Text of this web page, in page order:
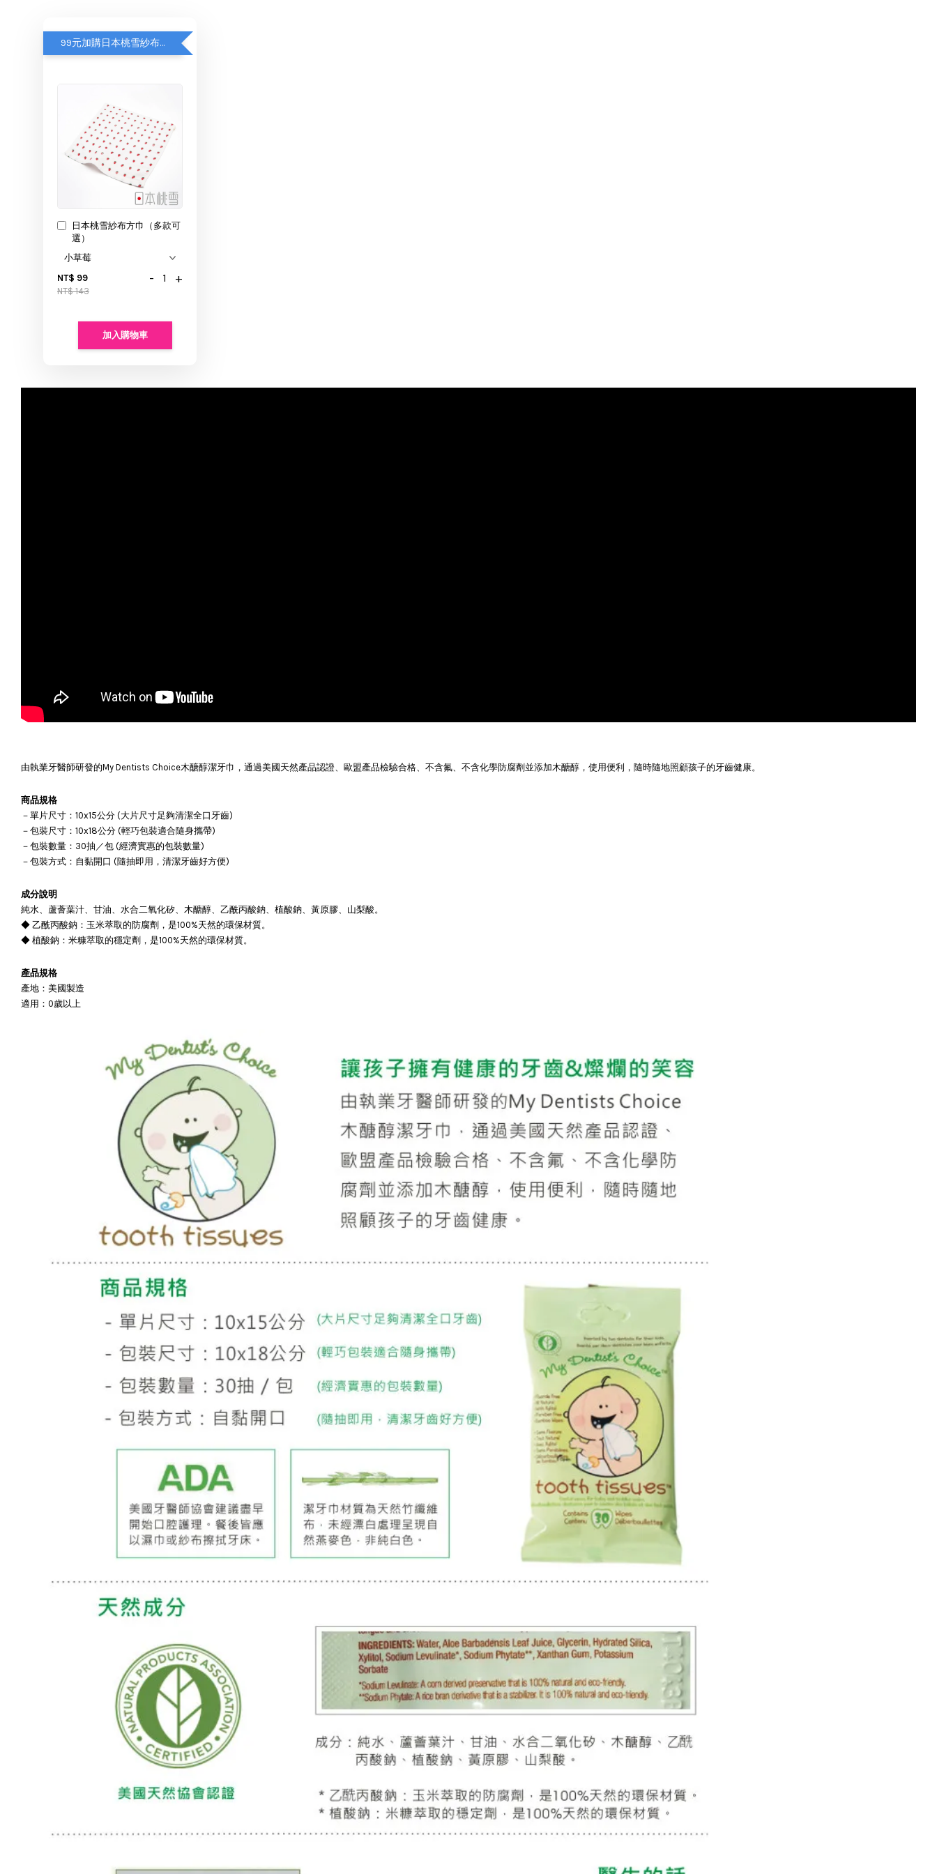
99元加購日本桃雪紗布方巾
日本桃雪紗布方巾（多款可
選）
NT$ 99
NT$ 143
- +
加入購物車
由執業牙醫師研發的My Dentists Choice木醣醇潔牙巾，通過美國天然產品認證、歐盟產品檢驗合格、不含氟、不含化學防腐劑並添加木醣醇，使用便利，隨時隨地照顧孩子的牙齒健康。
商品規格
－單片尺寸：10x15公分 (大片尺寸足夠清潔全口牙齒)
－包裝尺寸：10x18公分 (輕巧包裝適合隨身攜帶)
－包裝數量：30抽／包 (經濟實惠的包裝數量)
－包裝方式：自黏開口 (隨抽即用，清潔牙齒好方便)
成分說明
純水、蘆薈葉汁、甘油、水合二氧化矽、木醣醇、乙酰丙酸鈉、植酸鈉、黃原膠、山梨酸。
◆ 乙酰丙酸鈉：玉米萃取的防腐劑，是100%天然的環保材質。
◆ 植酸鈉：米糠萃取的穩定劑，是100%天然的環保材質。
產品規格
產地：美國製造
適用：0歲以上